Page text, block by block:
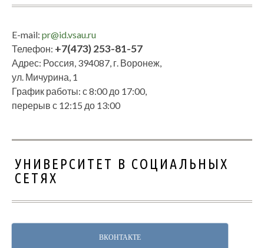
E-mail: pr@id.vsau.ru
Телефон: +7(473) 253-81-57
Адрес: Россия, 394087, г. Воронеж,
ул. Мичурина, 1
График работы: с 8:00 до 17:00,
перерыв с 12:15 до 13:00
УНИВЕРСИТЕТ В СОЦИАЛЬНЫХ
СЕТЯХ
ВКОНТАКТЕ